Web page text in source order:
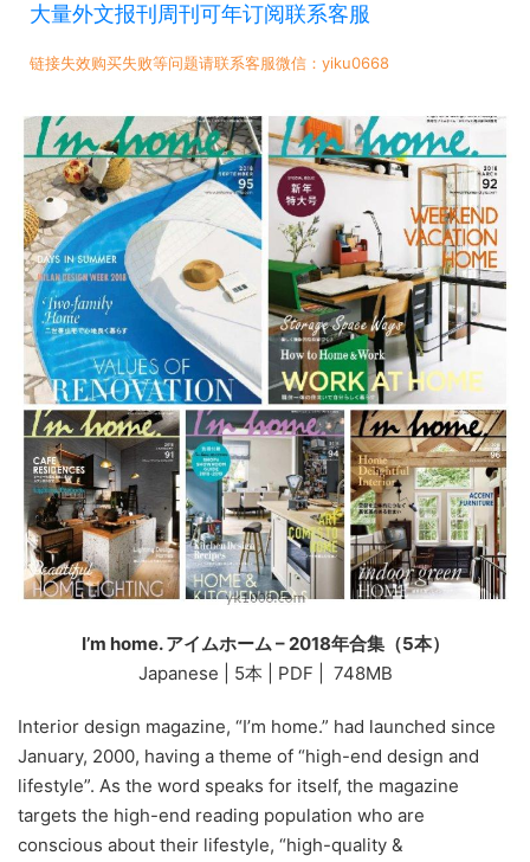
大量外文报刊周刊可年订阅联系客服
链接失效购买失败等问题请联系客服微信：yiku0668
I’m home. アイムホーム – 2018年合集（5本）
Japanese | 5本 | PDF | 748MB
Interior design magazine, “I’m home.” had launched since
January, 2000, having a theme of “high-end design and
lifestyle”. As the word speaks for itself, the magazine
targets the high-end reading population who are
conscious about their lifestyle, “high-quality &